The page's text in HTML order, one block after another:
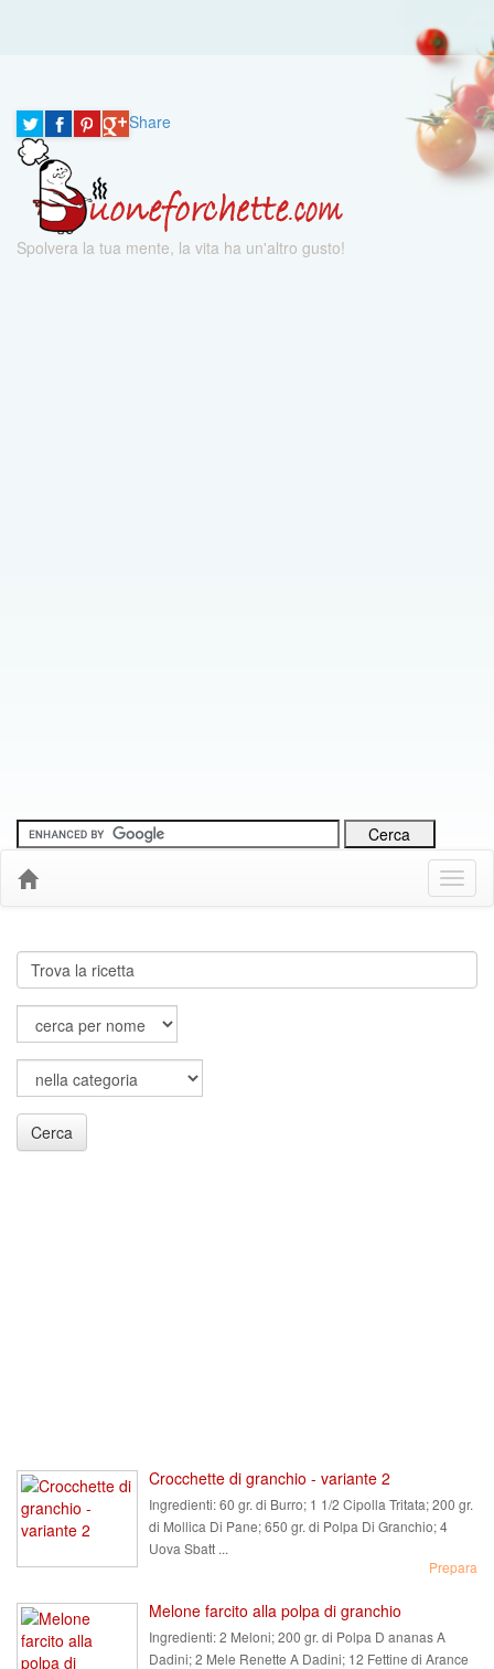
Share
Spolvera la tua mente, la vita ha un'altro gusto!
Menu
Down
Cerca
Cerca
Crocchette di granchio - variante 2
Ingredienti:60 gr. di Burro; 1 1/2 Cipolla Tritata; 200 gr.
di Mollica Di Pane; 650 gr. di Polpa Di Granchio; 4
Uova Sbatt ...
Prepara
Melone farcito alla polpa di granchio
Ingredienti:2 Meloni; 200 gr. di Polpa D ananas A
Dadini; 2 Mele Renette A Dadini; 12 Fettine di Arance